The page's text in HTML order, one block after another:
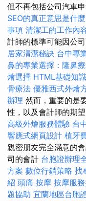
但不再包括公司汽車
SEO的真正意思是什麼
事項 清潔工的工作內
計師的標準可能因公
居家清潔秘訣 台中專
鼻的專業選擇：隆鼻
燴選擇 HTML基礎知識
骨療法 優雅西式外燴
辦理 然而，重要的是
性，以及會計師的期望
高級外燴服務體驗 台
響應式網頁設計 植牙
親密朋友完全滿意的
司的會計 台胞證辦理
方案 數位行銷策略 找
紹 頭痛 按摩 按摩服
題協助 宜蘭地區台胞